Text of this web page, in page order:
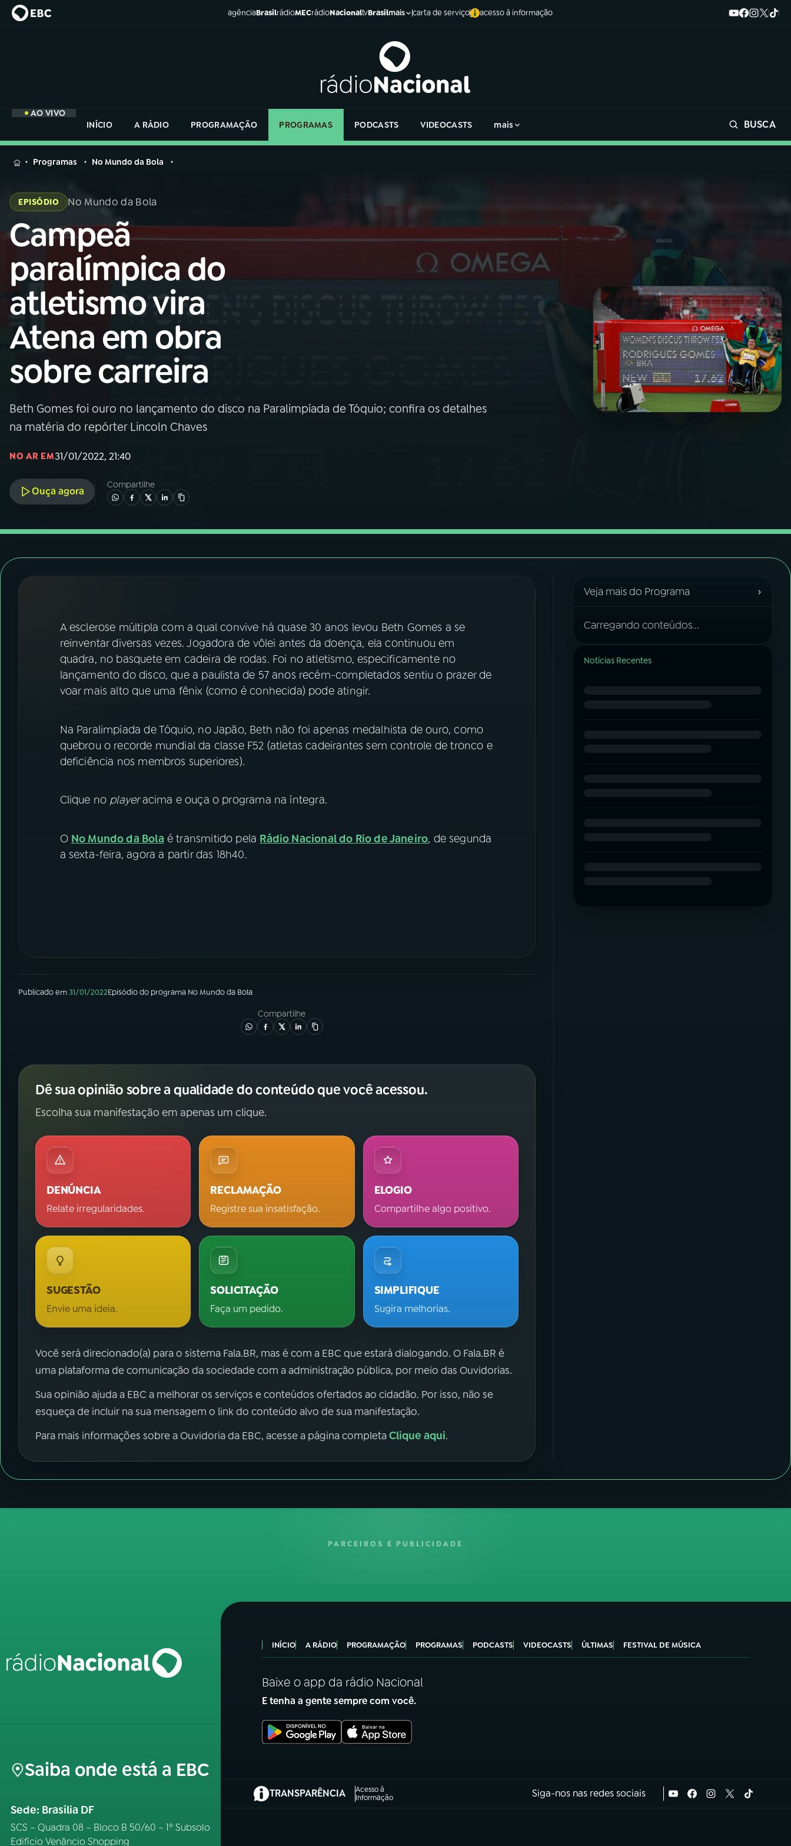
agênciaBrasilrádioMECrádioNacionaltvBrasilmais carta de serviço acesso à informação
AO VIVO
INÍCIO
A RÁDIO PROGRAMAÇÃO PROGRAMAS PODCASTS VIDEOCASTS mais BUSCA
MENU
Buscar
na
Rádio
Nacional
AO VIVO
01 INÍCIO
02A RÁDIO
03 PROGRAMAÇÃO
04PROGRAMAS
05 PODCASTS
06VIDEOCASTS
07ÚLTIMAS
YouTube Facebook
Instagram X
na
Rádio
Programas No Mundo da Bola
EPISÓDIO No Mundo da Bola
Campeã
paralímpica do
atletismo vira
Atena em obra
sobre carreira
Beth Gomes foi ouro no lançamento do disco na Paralimpíada de Tóquio; confira os detalhes
na matéria do repórter Lincoln Chaves
NO AR EM31/01/2022, 21:40
Ouça agora
Compartilhe
A esclerose múltipla com a qual convive há quase 30 anos levou Beth Gomes a se
reinventar diversas vezes. Jogadora de vôlei antes da doença, ela continuou em
quadra, no basquete em cadeira de rodas. Foi no atletismo, especificamente no
lançamento do disco, que a paulista de 57 anos recém-completados sentiu o prazer de
voar mais alto que uma fênix (como é conhecida) pode atingir.
Na Paralimpíada de Tóquio, no Japão, Beth não foi apenas medalhista de ouro, como
quebrou o recorde mundial da classe F52 (atletas cadeirantes sem controle de tronco e
deficiência nos membros superiores).
Clique no playeracima e ouça o programa na íntegra.
O No Mundo da Bola é transmitido pela Rádio Nacional do Rio de Janeiro, de segunda
a sexta-feira, agora a partir das 18h40.
Publicado em31/01/2022Episódiodo programa No Mundo da Bola
Compartilhe
Dê sua opinião sobre a qualidade do conteúdo que você acessou.
Escolha sua manifestação em apenas um clique.
DENÚNCIA
Relate irregularidades.
RECLAMAÇÃO
Registre sua insatisfação.
ELOGIO
Compartilhe algo positivo.
SUGESTÃO
Envie uma ideia.
SOLICITAÇÃO
Faça um pedido.
SIMPLIFIQUE
Sugira melhorias.
Você será direcionado(a) para o sistema Fala.BR, mas é com a EBC que estará dialogando. O Fala.BR é
uma plataforma de comunicação da sociedade com a administração pública, por meio das Ouvidorias.
Sua opinião ajuda a EBC a melhorar os serviços e conteúdos ofertados ao cidadão. Por isso, não se
esqueça de incluir na sua mensagem o link do conteúdo alvo de sua manifestação.
Para mais informações sobre a Ouvidoria da EBC, acesse a página completaClique aqui.
Veja mais do Programa ›
Carregando conteúdos...
Notícias Recentes
PARCEIROS E PUBLICIDADE
Saiba onde está a EBC
Sede: Brasília DF
SCS – Quadra 08 – Bloco B 50/60 – 1º Subsolo
Edifício Venâncio Shopping
INÍCIO A RÁDIO PROGRAMAÇÃO PROGRAMAS PODCASTS VIDEOCASTS ÚLTIMAS FESTIVAL DE MÚSICA
Baixe o app da rádio Nacional
E tenha a gente sempre com você.
TRANSPARÊNCIA
Acesso à
Informação
(abre em nova aba) Siga-nos nas redes sociais